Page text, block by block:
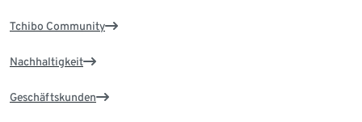
Tchibo Community
Nachhaltigkeit
Geschäftskunden